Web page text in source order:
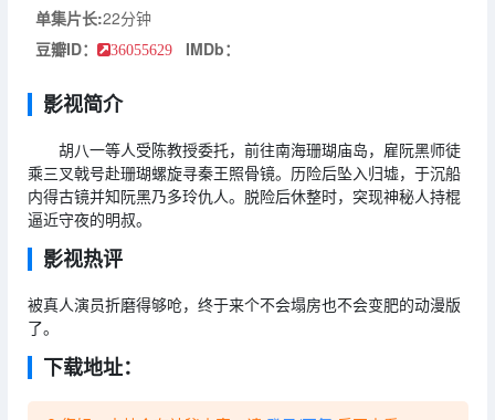
单集片长:22分钟
豆瓣ID：
36055629 IMDb：
影视简介
胡八一等人受陈教授委托，前往南海珊瑚庙岛，雇阮黑师徒
乘三叉戟号赴珊瑚螺旋寻秦王照骨镜。历险后坠入归墟，于沉船
内得古镜并知阮黑乃多玲仇人。脱险后休整时，突现神秘人持棍
逼近守夜的明叔。
影视热评
被真人演员折磨得够呛，终于来个不会塌房也不会变肥的动漫版
了。
下载地址：